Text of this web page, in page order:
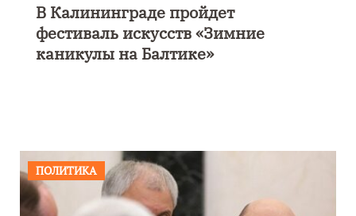
Выставка «Морской роман под
парусом» откроется 28 ноября в
Калининграде
ПОЛИТИКА